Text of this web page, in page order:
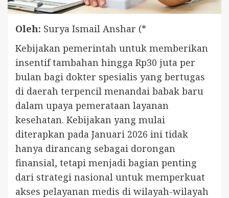
Oleh: Surya Ismail Anshar (*
Kebijakan pemerintah untuk memberikan
insentif tambahan hingga Rp30 juta per
bulan bagi dokter spesialis yang bertugas
di daerah terpencil menandai babak baru
dalam upaya pemerataan layanan
kesehatan. Kebijakan yang mulai
diterapkan pada Januari 2026 ini tidak
hanya dirancang sebagai dorongan
finansial, tetapi menjadi bagian penting
dari strategi nasional untuk memperkuat
akses pelayanan medis di wilayah-wilayah